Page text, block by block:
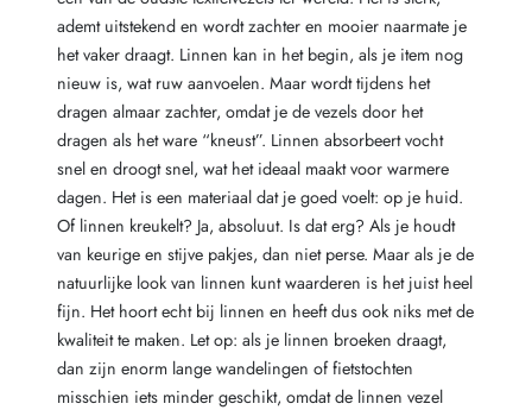
ademt uitstekend en wordt zachter en mooier naarmate je
het vaker draagt. Linnen kan in het begin, als je item nog
nieuw is, wat ruw aanvoelen. Maar wordt tijdens het
dragen almaar zachter, omdat je de vezels door het
dragen als het ware “kneust”. Linnen absorbeert vocht
snel en droogt snel, wat het ideaal maakt voor warmere
dagen. Het is een materiaal dat je goed voelt: op je huid.
Of linnen kreukelt? Ja, absoluut. Is dat erg? Als je houdt
van keurige en stijve pakjes, dan niet perse. Maar als je de
natuurlijke look van linnen kunt waarderen is het juist heel
fijn. Het hoort echt bij linnen en heeft dus ook niks met de
kwaliteit te maken. Let op: als je linnen broeken draagt,
dan zijn enorm lange wandelingen of fietstochten
misschien iets minder geschikt, omdat de linnen vezel